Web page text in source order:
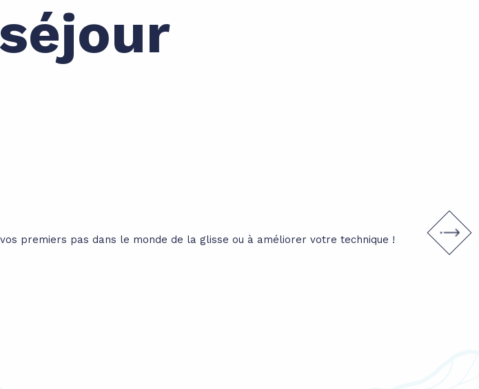
premiers pas dans le monde de la glisse ou à améliorer votre technique !